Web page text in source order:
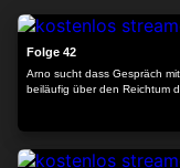
Folge 42
Arno sucht dass Gespräch
beiläufig über den Reichtum